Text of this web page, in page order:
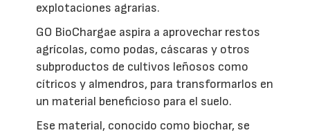
explotaciones agrarias.
GO BioChargae aspira a aprovechar restos
agrícolas, como podas, cáscaras y otros
subproductos de cultivos leñosos como
cítricos y almendros, para transformarlos en
un material beneficioso para el suelo.
Ese material, conocido como biochar, se